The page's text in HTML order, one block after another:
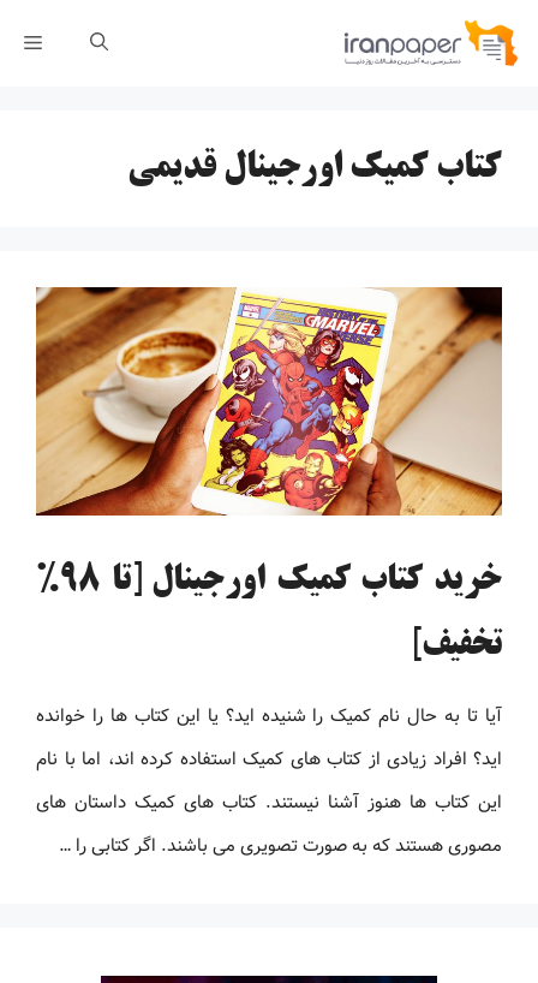
پرش
کتاب کمیک اورجینال قدیمی
خرید کتاب کمیک اورجینال [تا 98%
تخفیف]
آیا تا به حال نام کمیک را شنیده اید؟ یا این کتاب ها را خوانده
اید؟ افراد زیادی از کتاب های کمیک استفاده کرده اند، اما با نام
این کتاب ها هنوز آشنا نیستند. کتاب های کمیک داستان های
مصوری هستند که به صورت تصویری می باشند. اگر کتابی را …